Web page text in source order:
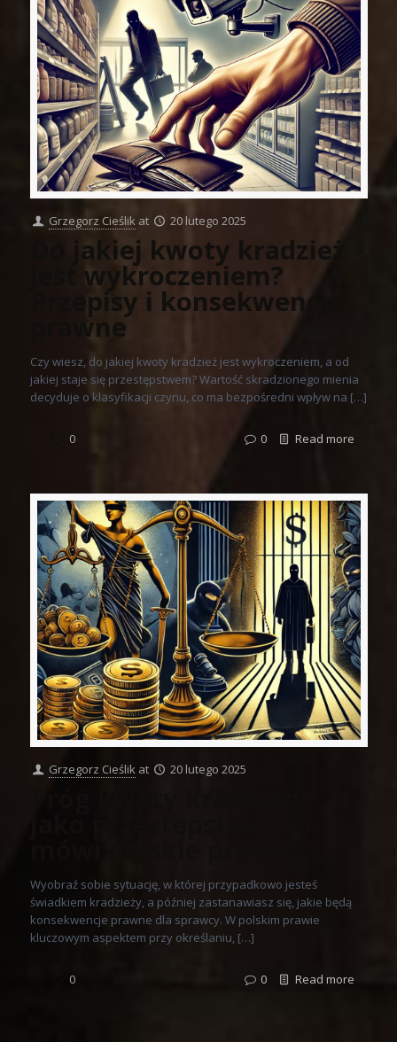
Grzegorz Cieślik at 20 lutego 2025
Do jakiej kwoty kradzież
jest wykroczeniem?
Przepisy i konsekwencje
prawne
Czy wiesz, do jakiej kwoty kradzież jest wykroczeniem, a od
jakiej staje się przestępstwem? Wartość skradzionego mienia
decyduje o klasyfikacji czynu, co ma bezpośredni wpływ na […]
0 0 Read more
Grzegorz Cieślik at 20 lutego 2025
Wyobraź sobie sytuację, w której przypadkowo jesteś
świadkiem kradzieży, a później zastanawiasz się, jakie będą
konsekwencje prawne dla sprawcy. W polskim prawie
kluczowym aspektem przy określaniu, […]
0 0 Read more